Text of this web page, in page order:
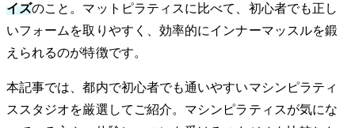
イズのこと。マットピラティスに比べて、初心者でも正し
いフォームを取りやすく、効率的にインナーマッスルを鍛
えられるのが特徴です。
本記事では、都内で初心者でも通いやすいマシンピラティ
ススタジオを厳選してご紹介。マシンピラティスが気にな